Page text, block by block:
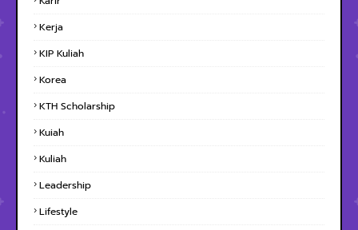
Kerja
KIP Kuliah
Korea
KTH Scholarship
Kuiah
Kuliah
Leadership
Lifestyle